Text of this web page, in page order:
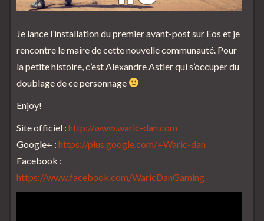
Je lance l’installation du premier avant-post sur Eos et je
rencontre le maire de cette nouvelle communauté. Pour
la petite histoire, c’est Alexandre Astier qui s’occuper du
doublage de ce personnage
Enjoy!
Site officiel : http://www.waric-dan.com
Google+ : https://plus.google.com/+Waric-dan
Facebook :
https://www.facebook.com/WaricDanGaming